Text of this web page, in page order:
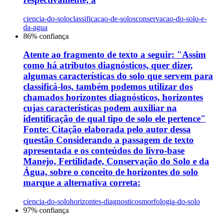
ciencia-do-soloclassificacao-de-solosconservacao-do-solo-e-
da-agua
86% confiança
Atente ao fragmento de texto a seguir: "Assim
como há atributos diagnósticos, quer dizer,
algumas características do solo que servem para
classificá-los, também podemos utilizar dos
chamados horizontes diagnósticos, horizontes
cujas características podem auxiliar na
identificação de qual tipo de solo ele pertence"
Fonte: Citação elaborada pelo autor dessa
questão Considerando a passagem de texto
apresentada e os conteúdos do livro-base
Manejo, Fertilidade, Conservação do Solo e da
Água, sobre o conceito de horizontes do solo
marque a alternativa correta:
ciencia-do-solohorizontes-diagnosticosmorfologia-do-solo
97% confiança